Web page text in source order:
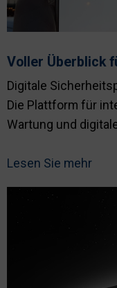
Voller Überblick
Digitale
Die Plattform für
Wartung und
Lesen Sie mehr